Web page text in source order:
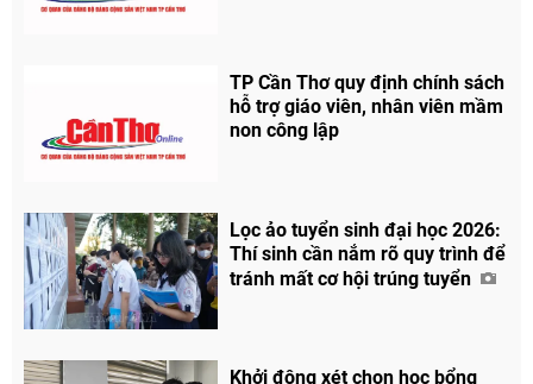
TP Cần Thơ quy định chính sách
hỗ trợ giáo viên, nhân viên mầm
non công lập
Lọc ảo tuyển sinh đại học 2026:
Thí sinh cần nắm rõ quy trình để
tránh mất cơ hội trúng tuyển
Khởi động xét chọn học bổng